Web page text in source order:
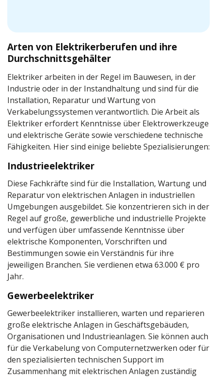
Arten von Elektrikerberufen und ihre
Durchschnittsgehälter
Elektriker arbeiten in der Regel im Bauwesen, in der
Industrie oder in der Instandhaltung und sind für die
Installation, Reparatur und Wartung von
Verkabelungssystemen verantwortlich. Die Arbeit als
Elektriker erfordert Kenntnisse über Elektrowerkzeuge
und elektrische Geräte sowie verschiedene technische
Fähigkeiten. Hier sind einige beliebte Spezialisierungen:
Industrieelektriker
Diese Fachkräfte sind für die Installation, Wartung und
Reparatur von elektrischen Anlagen in industriellen
Umgebungen ausgebildet. Sie konzentrieren sich in der
Regel auf große, gewerbliche und industrielle Projekte
und verfügen über umfassende Kenntnisse über
elektrische Komponenten, Vorschriften und
Bestimmungen sowie ein Verständnis für ihre
jeweiligen Branchen. Sie verdienen etwa 63.000 € pro
Jahr.
Gewerbeelektriker
Gewerbeelektriker installieren, warten und reparieren
große elektrische Anlagen in Geschäftsgebäuden,
Organisationen und Industrieanlagen. Sie können auch
für die Verkabelung von Computernetzwerken oder für
den spezialisierten technischen Support im
Zusammenhang mit elektrischen Anlagen zuständig